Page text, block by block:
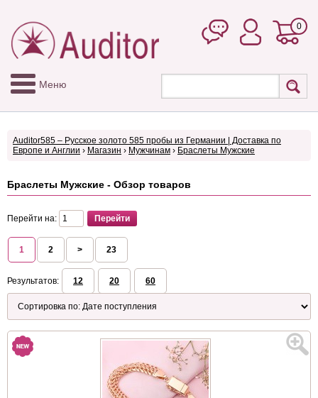
0
Меню
Auditor585 – Русское золото 585 пробы из Германии | Доставка по
Европе и Англии › Магазин › Мужчинам › Браслеты Мужские
Браслеты Мужские - Обзор товаров
Перейти на:
1 2 > 23
Результатов: 12 20 60